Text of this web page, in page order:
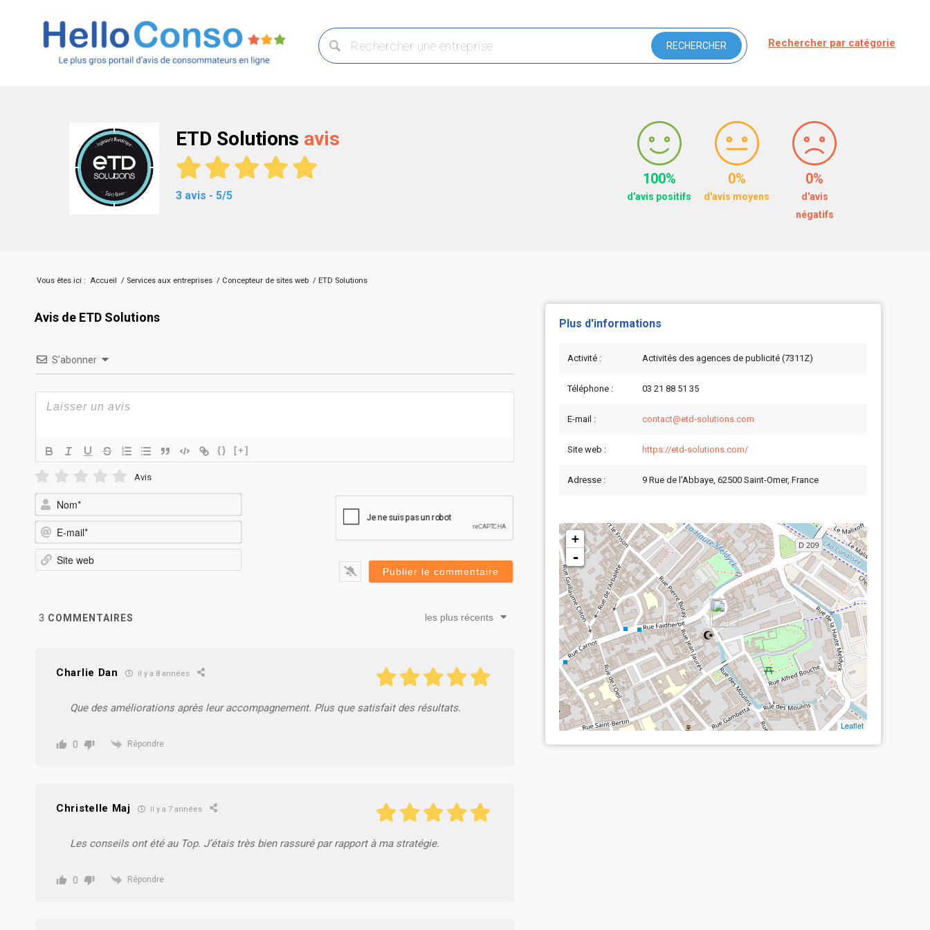
Rechercher par catégorie
ETD Solutions avis
3 avis - 5/5
100%
d'avis positifs
0%
d'avis moyens
0%
d'avis
négatifs
Vous êtes ici : Accueil / Services aux entreprises / Concepteur de sites web / ETD Solutions
Avis de ETD Solutions
S’abonner
{} [+]
Avis
mail*
3 COMMENTAIRES les plus récents
Charlie Dan il y a 8 années
Que des améliorations après leur accompagnement. Plus que satisfait des résultats.
0 Répondre
Christelle Maj il y a 7 années
Les conseils ont été au Top. J’étais très bien rassuré par rapport à ma stratégie.
0 Répondre
Plus d'informations
Activité : Activités des agences de publicité (7311Z)
Téléphone : 03 21 88 51 35
E-mail : contact@etd-solutions.com
Site web : https://etd-solutions.com/
Adresse : 9 Rue de l'Abbaye, 62500 Saint-Omer, France
+
-
Leaflet